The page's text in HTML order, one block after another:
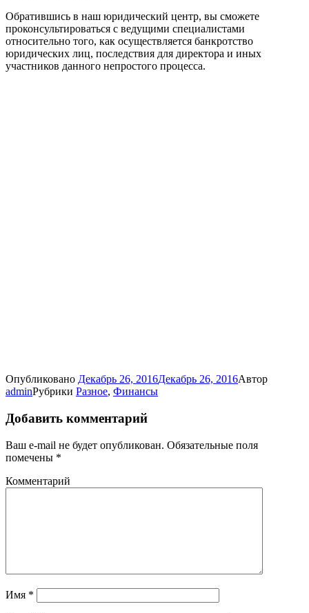
Обратившись в наш юридический центр, вы сможете
проконсультироваться с ведущими специалистами
относительно того, как осуществляется банкротство
юридических лиц, последствия для директора и иных
участников данного непростого процесса.
Опубликовано Декабрь 26, 2016Декабрь 26, 2016Автор
adminРубрики Разное, Финансы
Добавить комментарий
Ваш e-mail не будет опубликован. Обязательные поля
помечены *
Комментарий
Имя *